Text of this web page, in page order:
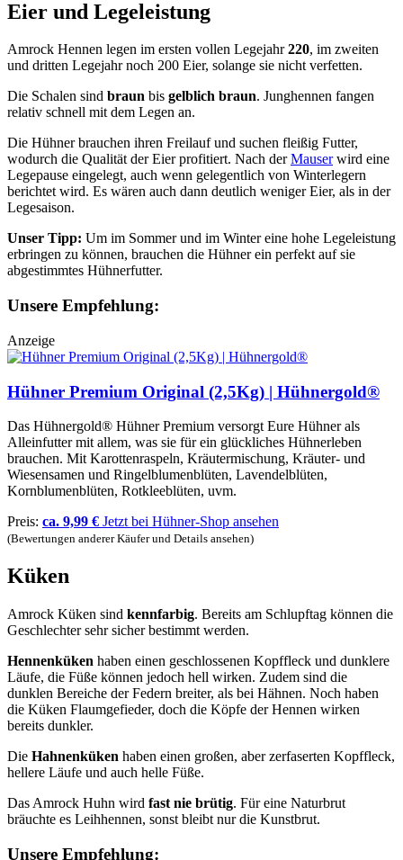
Eier und Legeleistung
Amrock Hennen legen im ersten vollen Legejahr220, im zweiten
und dritten Legejahr noch 200 Eier, solange sie nicht verfetten.
Die Schalen sind braun bis gelblich braun. Junghennen fangen
relativ schnell mit dem Legen an.
Die Hühner brauchen ihren Freilauf und suchen fleißig Futter,
wodurch die Qualität der Eier profitiert. Nach derMauserwird eine
Legepause eingelegt, auch wenn gelegentlich von Winterlegern
berichtet wird. Es wären auch dann deutlich weniger Eier, als in der
Legesaison.
Unser Tipp: Um im Sommer und im Winter eine hohe Legeleistung
erbringen zu können, brauchen die Hühner ein perfekt auf sie
abgestimmtes Hühnerfutter.
Unsere Empfehlung:
Anzeige
Hühner Premium Original (2,5Kg) | Hühnergold®
Das Hühnergold® Hühner Premium versorgt Eure Hühner als
Alleinfutter mit allem, was sie für ein glückliches Hühnerleben
brauchen. Mit Karottenraspeln, Kräutermischung, Kräuter- und
Wiesensamen und Ringelblumenblüten, Lavendelblüten,
Kornblumenblüten, Rotkleeblüten, uvm.
Preis: ca. 9,99 € Jetzt bei Hühner-Shop ansehen
(Bewertungen anderer Käufer und Details ansehen)
Küken
Amrock Küken sind kennfarbig. Bereits am Schlupftag können die
Geschlechter sehr sicher bestimmt werden.
Hennenküken haben einen geschlossenen Kopffleck und dunklere
Läufe, die Füße können jedoch hell wirken. Zudem sind die
dunklen Bereiche der Federn breiter, als bei Hähnen. Noch haben
die Küken Flaumgefieder, doch die Köpfe der Hennen wirken
bereits dunkler.
Die Hahnenküken haben einen großen, aber zerfaserten Kopffleck,
hellere Läufe und auch helle Füße.
Das Amrock Huhn wird fast nie brütig. Für eine Naturbrut
bräuchte es Leihhennen, sonst bleibt nur die Kunstbrut.
Unsere Empfehlung: